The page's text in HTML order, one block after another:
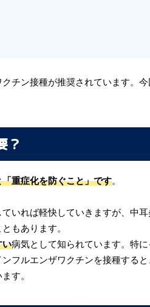
チン接種が推奨されています。今
？
重症化を防ぐこと」です。
いれば軽快していきますが、中
もあります。
い病気として知られています。特に
フルエンザワクチンを接種する
す。